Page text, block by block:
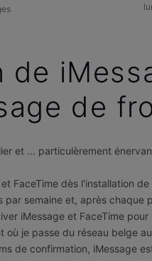
de
de
et ... particulèrement
FaceTime dès l'installation de
semaine et, après chaque
iMessage et FaceTime
où je passe du réseau belge
de confirmation, iMessage